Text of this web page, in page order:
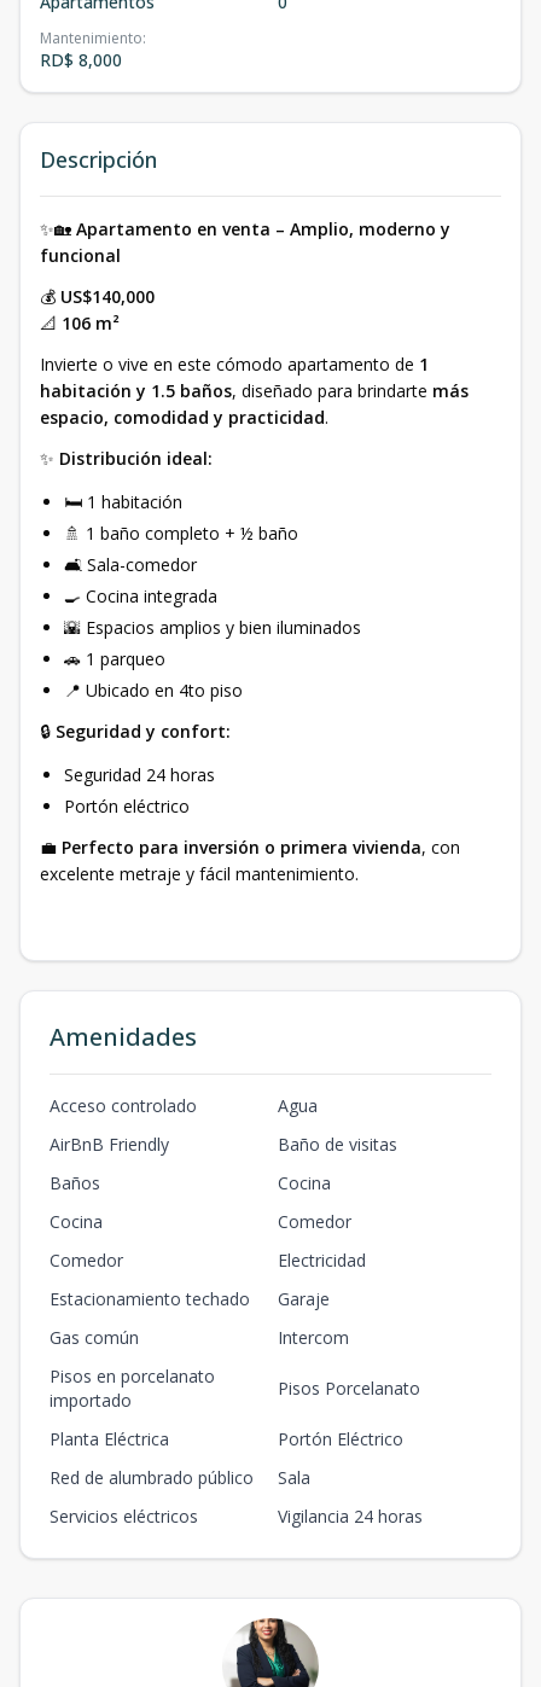
Mantenimiento:
RD$ 8,000
Descripción
✨🏡 Apartamento en venta – Amplio, moderno y
funcional
💰 US$140,000
📐 106 m²
Invierte o vive en este cómodo apartamento de 1
habitación y 1.5 baños, diseñado para brindarte más
espacio, comodidad y practicidad.
✨ Distribución ideal:
🛏 1 habitación
🚿 1 baño completo + ½ baño
🛋 Sala-comedor
🍳 Cocina integrada
🌇 Espacios amplios y bien iluminados
🚗 1 parqueo
📍 Ubicado en 4to piso
🔒 Seguridad y confort:
Seguridad 24 horas
Portón eléctrico
💼 Perfecto para inversión o primera vivienda, con
excelente metraje y fácil mantenimiento.
Amenidades
Acceso controlado
Agua
AirBnB Friendly
Baño de visitas
Baños
Cocina
Cocina
Comedor
Comedor
Electricidad
Estacionamiento techado
Garaje
Gas común
Intercom
Pisos en porcelanato
importado
Pisos Porcelanato
Planta Eléctrica
Portón Eléctrico
Red de alumbrado público
Sala
Servicios eléctricos
Vigilancia 24 horas